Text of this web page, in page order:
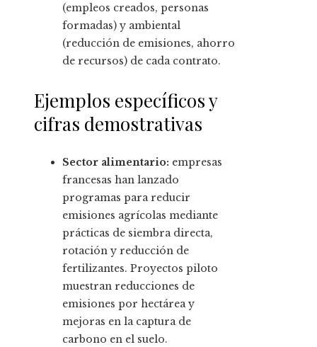
(empleos creados, personas
formadas) y ambiental
(reducción de emisiones, ahorro
de recursos) de cada contrato.
Ejemplos específicos y
cifras demostrativas
Sector alimentario: empresas
francesas han lanzado
programas para reducir
emisiones agrícolas mediante
prácticas de siembra directa,
rotación y reducción de
fertilizantes. Proyectos piloto
muestran reducciones de
emisiones por hectárea y
mejoras en la captura de
carbono en el suelo.